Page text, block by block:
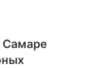
Самаре